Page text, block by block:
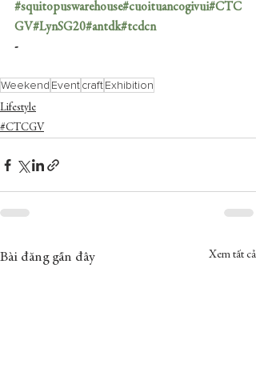
#squitopuswarehouse#cuoituancogivui#CTC
GV#LynSG20#antdk#tcdcn
-
Weekend EventcraftExhibition
Lifestyle
#CTCGV
Bài đăng gần đây Xem tất cả